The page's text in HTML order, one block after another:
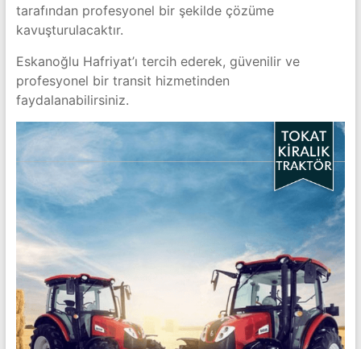
tarafından profesyonel bir şekilde çözüme
kavuşturulacaktır.
Eskanoğlu Hafriyat’ı tercih ederek, güvenilir ve
profesyonel bir transit hizmetinden
faydalanabilirsiniz.